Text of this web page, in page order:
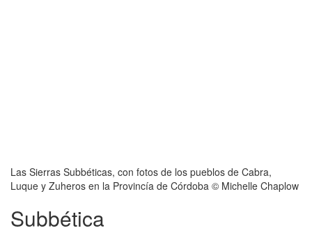
Las Sierras Subbéticas, con fotos de los pueblos de Cabra,
Luque y Zuheros en la Provincía de Córdoba © Michelle Chaplow
Subbética